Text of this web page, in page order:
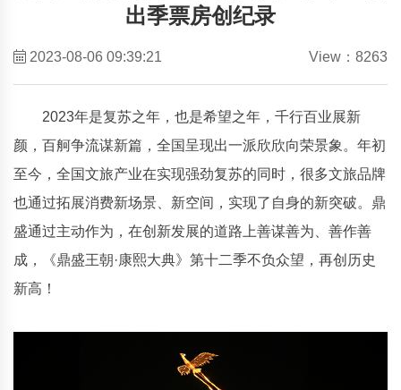
出季票房创纪录
View：8263
2023-08-06 09:39:21
2023年是复苏之年，也是希望之年，千行百业展新
颜，百舸争流谋新篇，全国呈现出一派欣欣向荣景象。年初
至今，全国文旅产业在实现强劲复苏的同时，很多文旅品牌
也通过拓展消费新场景、新空间，实现了自身的新突破。鼎
盛通过主动作为，在创新发展的道路上善谋善为、善作善
成，《鼎盛王朝·康熙大典》第十二季不负众望，再创历史
新高！